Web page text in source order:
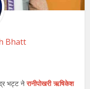
Bhatt
भट्ट नेरानीपोखरी ऋषिकेश